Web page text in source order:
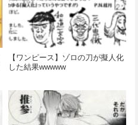
【ワンピース】ゾロの刀が擬人化
した結果wwwww